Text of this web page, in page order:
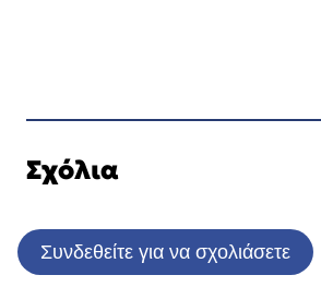
Σχόλια
Συνδεθείτε για να σχολιάσετε